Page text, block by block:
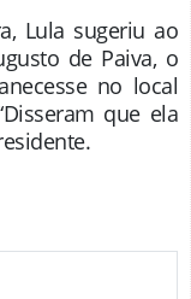
Lula sugeriu ao
de Paiva, o
no local
que ela